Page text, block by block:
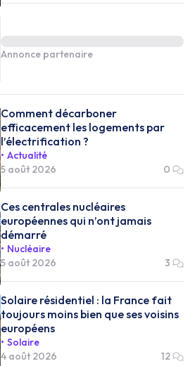
Annonce partenaire
Comment décarboner
efficacement les logements par
l’électrification ?
Actualité
5 août 2026
0
Ces centrales nucléaires
européennes qui n’ont jamais
démarré
Nucléaire
5 août 2026
3
Solaire résidentiel : la France fait
toujours moins bien que ses voisins
européens
Solaire
4 août 2026
12